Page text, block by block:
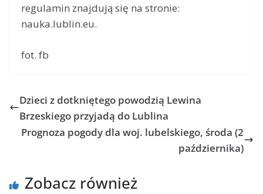
regulamin znajdują się na stronie:
nauka.lublin.eu.
fot. fb
Dzieci z dotkniętego powodzią Lewina
Brzeskiego przyjadą do Lublina
Prognoza pogody dla woj. lubelskiego, środa (2
października)
Zobacz również